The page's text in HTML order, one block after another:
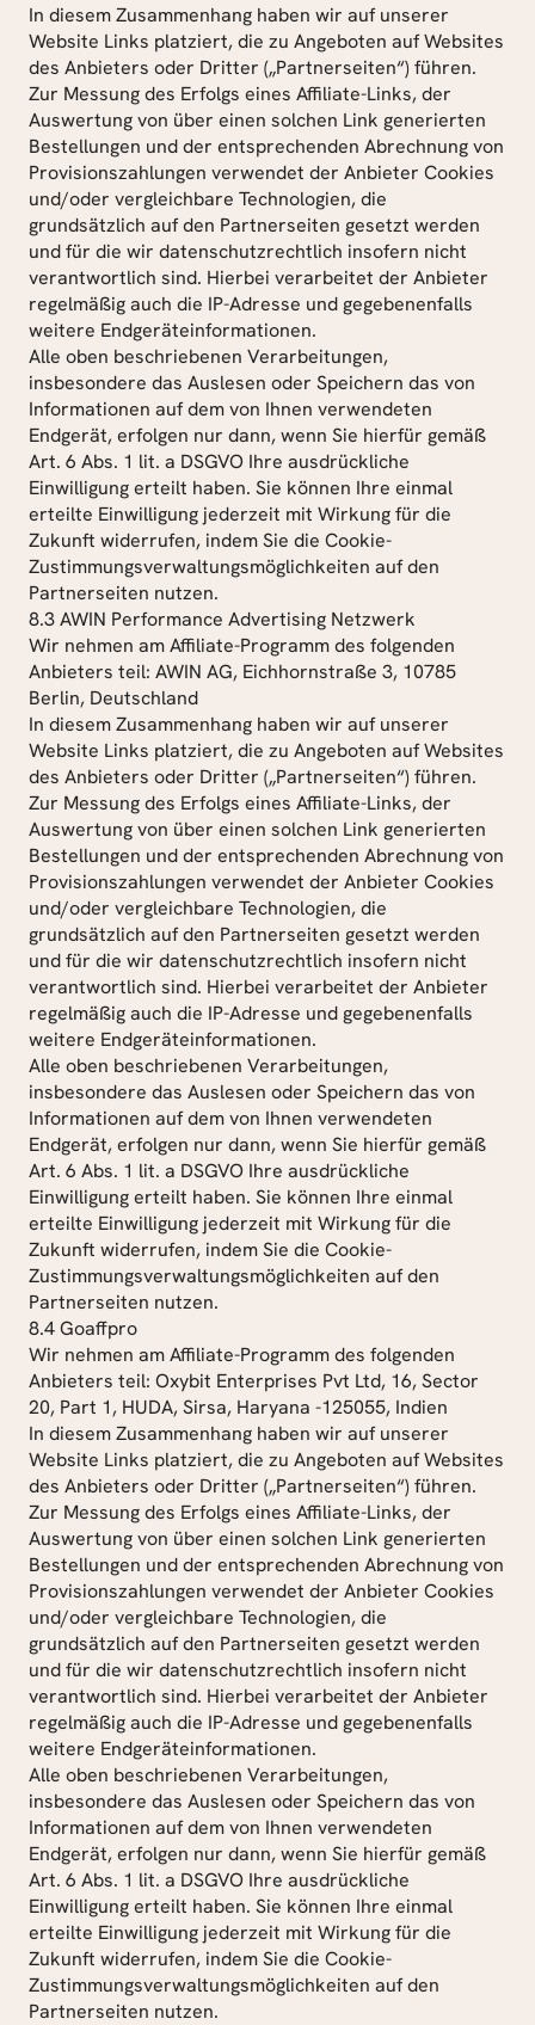
In diesem Zusammenhang haben wir auf unserer
Website Links platziert, die zu Angeboten auf Websites
des Anbieters oder Dritter („Partnerseiten“) führen.
Zur Messung des Erfolgs eines Affiliate-Links, der
Auswertung von über einen solchen Link generierten
Bestellungen und der entsprechenden Abrechnung von
Provisionszahlungen verwendet der Anbieter Cookies
und/oder vergleichbare Technologien, die
grundsätzlich auf den Partnerseiten gesetzt werden
und für die wir datenschutzrechtlich insofern nicht
verantwortlich sind. Hierbei verarbeitet der Anbieter
regelmäßig auch die IP-Adresse und gegebenenfalls
weitere Endgeräteinformationen.
Alle oben beschriebenen Verarbeitungen,
insbesondere das Auslesen oder Speichern das von
Informationen auf dem von Ihnen verwendeten
Endgerät, erfolgen nur dann, wenn Sie hierfür gemäß
Art. 6 Abs. 1 lit. a DSGVO Ihre ausdrückliche
Einwilligung erteilt haben. Sie können Ihre einmal
erteilte Einwilligung jederzeit mit Wirkung für die
Zukunft widerrufen, indem Sie die Cookie-
Zustimmungsverwaltungsmöglichkeiten auf den
Partnerseiten nutzen.
8.3 AWIN Performance Advertising Netzwerk
Wir nehmen am Affiliate-Programm des folgenden
Anbieters teil: AWIN AG, Eichhornstraße 3, 10785
Berlin, Deutschland
In diesem Zusammenhang haben wir auf unserer
Website Links platziert, die zu Angeboten auf Websites
des Anbieters oder Dritter („Partnerseiten“) führen.
Zur Messung des Erfolgs eines Affiliate-Links, der
Auswertung von über einen solchen Link generierten
Bestellungen und der entsprechenden Abrechnung von
Provisionszahlungen verwendet der Anbieter Cookies
und/oder vergleichbare Technologien, die
grundsätzlich auf den Partnerseiten gesetzt werden
und für die wir datenschutzrechtlich insofern nicht
verantwortlich sind. Hierbei verarbeitet der Anbieter
regelmäßig auch die IP-Adresse und gegebenenfalls
weitere Endgeräteinformationen.
Alle oben beschriebenen Verarbeitungen,
insbesondere das Auslesen oder Speichern das von
Informationen auf dem von Ihnen verwendeten
Endgerät, erfolgen nur dann, wenn Sie hierfür gemäß
Art. 6 Abs. 1 lit. a DSGVO Ihre ausdrückliche
Einwilligung erteilt haben. Sie können Ihre einmal
erteilte Einwilligung jederzeit mit Wirkung für die
Zukunft widerrufen, indem Sie die Cookie-
Zustimmungsverwaltungsmöglichkeiten auf den
Partnerseiten nutzen.
8.4 Goaffpro
Wir nehmen am Affiliate-Programm des folgenden
Anbieters teil: Oxybit Enterprises Pvt Ltd, 16, Sector
20, Part 1, HUDA, Sirsa, Haryana -125055, Indien
In diesem Zusammenhang haben wir auf unserer
Website Links platziert, die zu Angeboten auf Websites
des Anbieters oder Dritter („Partnerseiten“) führen.
Zur Messung des Erfolgs eines Affiliate-Links, der
Auswertung von über einen solchen Link generierten
Bestellungen und der entsprechenden Abrechnung von
Provisionszahlungen verwendet der Anbieter Cookies
und/oder vergleichbare Technologien, die
grundsätzlich auf den Partnerseiten gesetzt werden
und für die wir datenschutzrechtlich insofern nicht
verantwortlich sind. Hierbei verarbeitet der Anbieter
regelmäßig auch die IP-Adresse und gegebenenfalls
weitere Endgeräteinformationen.
Alle oben beschriebenen Verarbeitungen,
insbesondere das Auslesen oder Speichern das von
Informationen auf dem von Ihnen verwendeten
Endgerät, erfolgen nur dann, wenn Sie hierfür gemäß
Art. 6 Abs. 1 lit. a DSGVO Ihre ausdrückliche
Einwilligung erteilt haben. Sie können Ihre einmal
erteilte Einwilligung jederzeit mit Wirkung für die
Zukunft widerrufen, indem Sie die Cookie-
Zustimmungsverwaltungsmöglichkeiten auf den
Partnerseiten nutzen.